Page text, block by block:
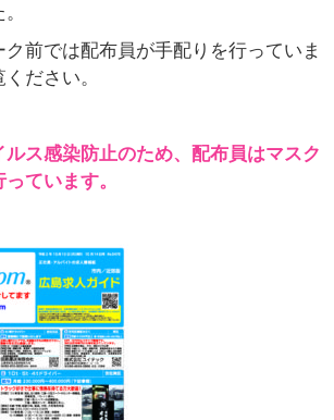
前では配布員が手配りを行っていま
ださい。
ス感染防止のため、配布員はマスク
ています。